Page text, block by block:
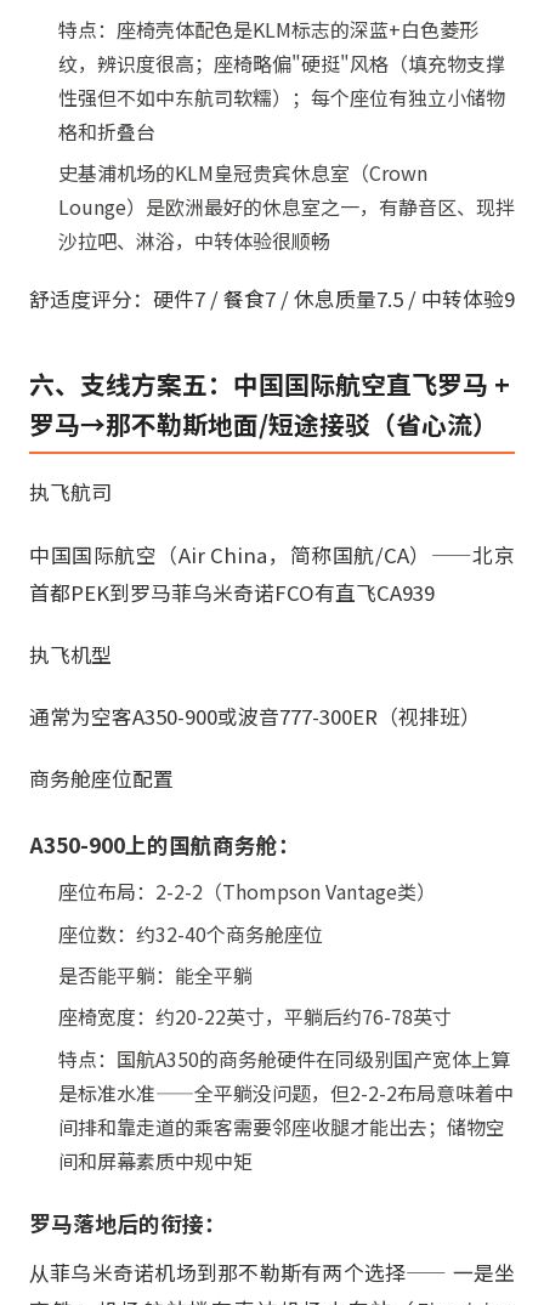
特点：座椅壳体配色是KLM标志的深蓝+白色菱形
纹，辨识度很高；座椅略偏"硬挺"风格（填充物支撑
性强但不如中东航司软糯）；每个座位有独立小储物
格和折叠台
史基浦机场的KLM皇冠贵宾休息室（Crown
Lounge）是欧洲最好的休息室之一，有静音区、现拌
沙拉吧、淋浴，中转体验很顺畅
舒适度评分：硬件7 / 餐食7 / 休息质量7.5 / 中转体验9
六、支线方案五：中国国际航空直飞罗马 +
罗马→那不勒斯地面/短途接驳（省心流）
执飞航司
中国国际航空（Air China，简称国航/CA）——北京
首都PEK到罗马菲乌米奇诺FCO有直飞CA939
执飞机型
通常为空客A350-900或波音777-300ER（视排班）
商务舱座位配置
A350-900上的国航商务舱：
座位布局：2-2-2（Thompson Vantage类）
座位数：约32-40个商务舱座位
是否能平躺：能全平躺
座椅宽度：约20-22英寸，平躺后约76-78英寸
特点：国航A350的商务舱硬件在同级别国产宽体上算
是标准水准——全平躺没问题，但2-2-2布局意味着中
间排和靠走道的乘客需要邻座收腿才能出去；储物空
间和屏幕素质中规中矩
罗马落地后的衔接：
从菲乌米奇诺机场到那不勒斯有两个选择—— 一是坐